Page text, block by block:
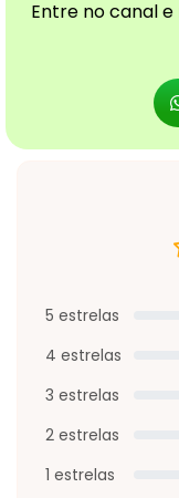
Entre no canal
5 estrelas
4 estrelas
3 estrelas
2 estrelas
1 estrelas